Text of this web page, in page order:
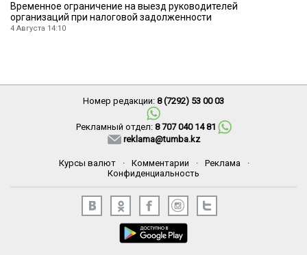
Временное ограничение на выезд руководителей
организаций при налоговой задолженности
4 Августа 14:10
Номер редакции: 8 (7292) 53 00 03
Рекламный отдел: 8 707 040 14 81
reklama@tumba.kz
Курсы валют · Комментарии · Реклама
·
Конфиденциальность